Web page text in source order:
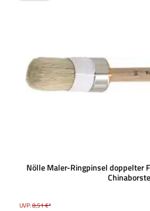
Nölle Maler-Ringpinsel doppelter
UVP:8,51 €*